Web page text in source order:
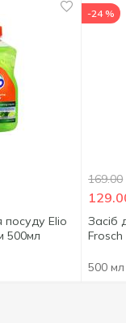
посуду Elio
500мл
-24 %
169.00
Засіб
500 мл